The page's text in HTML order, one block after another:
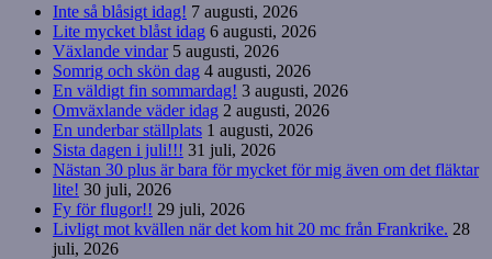
Inte så blåsigt idag! 7 augusti, 2026
Lite mycket blåst idag 6 augusti, 2026
Växlande vindar 5 augusti, 2026
Somrig och skön dag 4 augusti, 2026
En väldigt fin sommardag! 3 augusti, 2026
Omväxlande väder idag 2 augusti, 2026
En underbar ställplats 1 augusti, 2026
Sista dagen i juli!!! 31 juli, 2026
Nästan 30 plus är bara för mycket för mig även om det fläktar
lite! 30 juli, 2026
Fy för flugor!! 29 juli, 2026
Livligt mot kvällen när det kom hit 20 mc från Frankrike. 28
juli, 2026